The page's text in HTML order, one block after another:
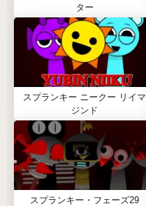
ター
スプランキー ニークー リイマ
ジンド
スプランキー・フェーズ29